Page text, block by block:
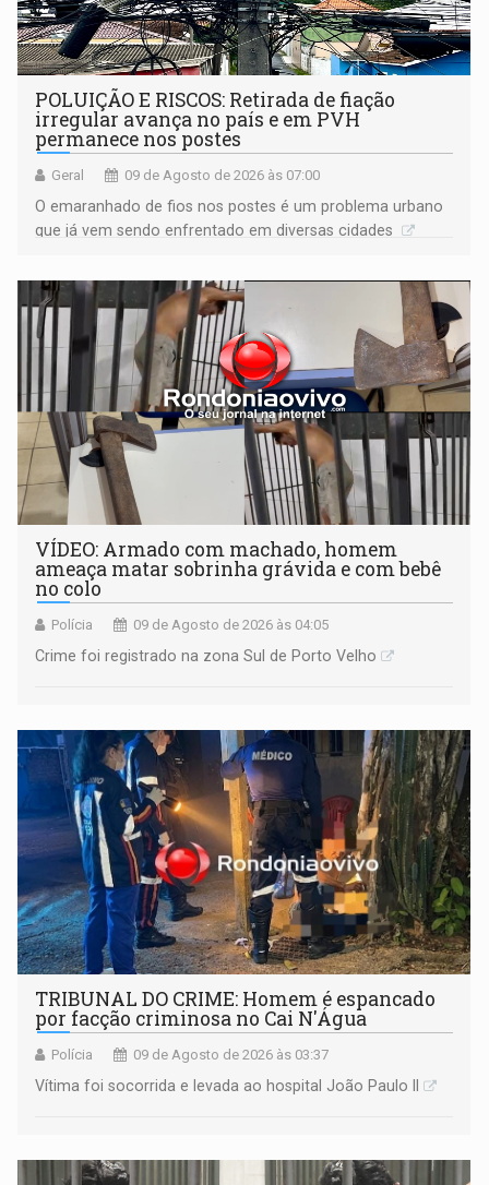
POLUIÇÃO E RISCOS: Retirada de fiação
irregular avança no país e em PVH
permanece nos postes
Geral 09 de Agosto de 2026 às 07:00
O emaranhado de fios nos postes é um problema urbano
que já vem sendo enfrentado em diversas cidades
VÍDEO: Armado com machado, homem
ameaça matar sobrinha grávida e com bebê
no colo
Polícia 09 de Agosto de 2026 às 04:05
Crime foi registrado na zona Sul de Porto Velho
TRIBUNAL DO CRIME: Homem é espancado
por facção criminosa no Cai N'Água
Polícia 09 de Agosto de 2026 às 03:37
Vítima foi socorrida e levada ao hospital João Paulo II